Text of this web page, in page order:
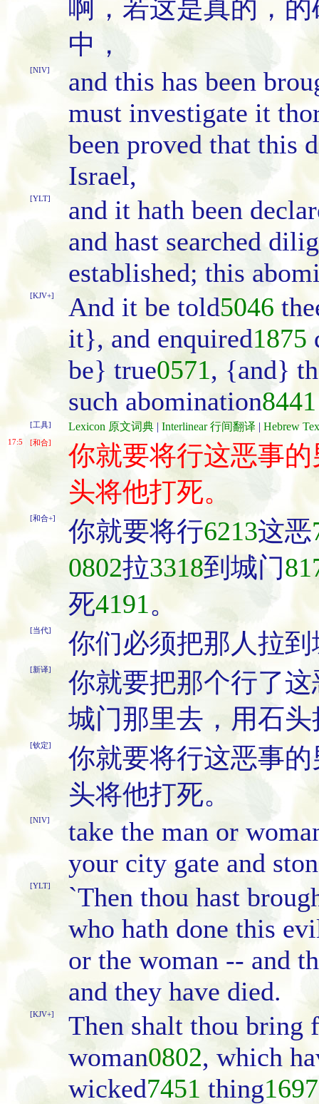
啊，若这是真的，
中，
[NIV]
and this has been
must investigate it
been proved that this
Israel,
[YLT]
and it hath been
and hast searched
established; this
[KJV+] And it be told5046
it}, and enquired1875
be} true0571, {and}
such abomination8441
[工具] Lexicon 原文词典 | Interlinear 行间翻译 | Hebrew
17:5 [和合]
你就要将行这恶事
头将他打死。
[和合+] 你就要将行6213这恶
0802拉3318到城门
死4191。
[当代] 你们必须把那人拉
[新译]
你就要把那个行了
城门那里去，用石
[钦定]
你就要将行这恶事
头将他打死。
[NIV]
take the man or
your city gate and
[YLT]
`Then thou hast
who hath done this
or the woman -- and
and they have died.
[KJV+]
Then shalt thou bring
woman0802, which
wicked7451 thing1697